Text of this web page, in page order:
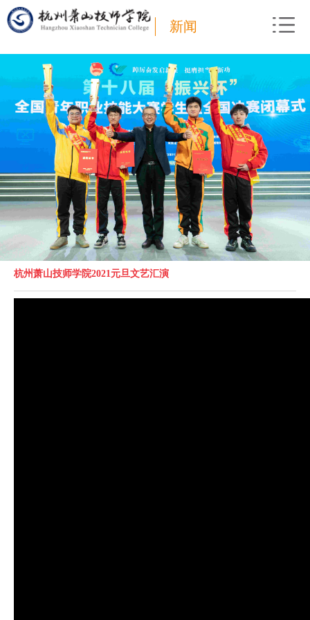
新闻
杭州萧山技师学院2021元旦文艺汇演